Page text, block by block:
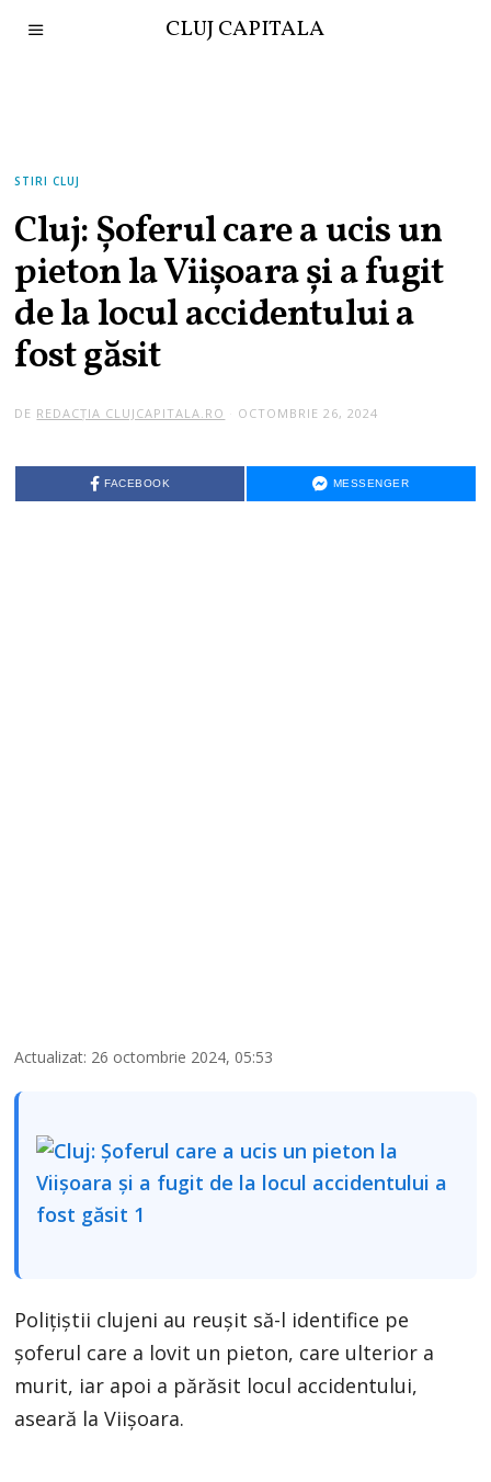
CLUJ CAPITALA
STIRI CLUJ
Cluj: Șoferul care a ucis un
pieton la Viișoara și a fugit
de la locul accidentului a
fost găsit
DE REDACȚIA CLUJCAPITALA.RO OCTOMBRIE 26, 2024
FACEBOOK MESSENGER
Actualizat: 26 octombrie 2024, 05:53
Polițiștii clujeni au reușit să-l identifice pe
șoferul care a lovit un pieton, care ulterior a
murit, iar apoi a părăsit locul accidentului,
aseară la Viișoara.